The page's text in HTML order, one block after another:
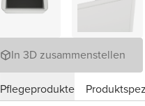
In 3D zusammenstellen
Pflegeprodukte